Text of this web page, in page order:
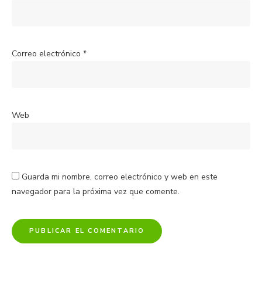
Correo electrónico *
Web
Guarda mi nombre, correo electrónico y web en este
navegador para la próxima vez que comente.